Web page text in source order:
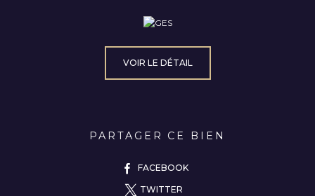
VOIR LE DÉTAIL
PARTAGER CE BIEN
FACEBOOK
TWITTER